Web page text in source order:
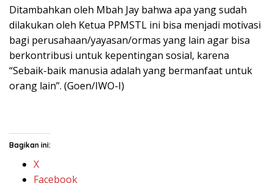
Ditambahkan oleh Mbah Jay bahwa apa yang sudah
dilakukan oleh Ketua PPMSTL ini bisa menjadi motivasi
bagi perusahaan/yayasan/ormas yang lain agar bisa
berkontribusi untuk kepentingan sosial, karena
“Sebaik-baik manusia adalah yang bermanfaat untuk
orang lain”. (Goen/IWO-I)
Bagikan ini:
X
Facebook